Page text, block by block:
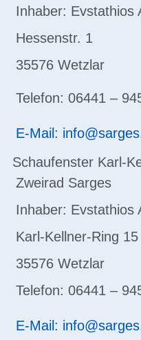
Inhaber: Evstathios
Hessenstr. 1
35576 Wetzlar
Telefon: 06441 –
E-Mail:
Schaufenster Karl-
Zweirad Sarges
Inhaber: Evstathios
Karl-Kellner-Ring 15
35576 Wetzlar
Telefon: 06441 –
E-Mail: